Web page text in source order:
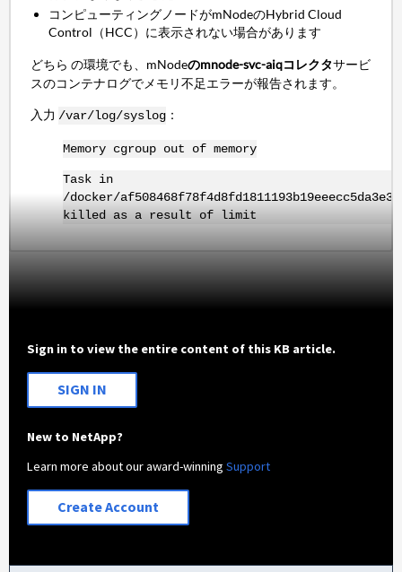
コンピューティングノードがmNodeのHybrid Cloud
Control（HCC）に表示されない場合があります
どちら の環境でも、mNodeのmnode-svc-aiqコレクタサービ
スのコンテナログでメモリ不足エラーが報告されます。
入力 /var/log/syslog：
Memory cgroup out of memory
Task in
/docker/
killed as a result of limit
Sign in to view the entire content of this KB article.
SIGN IN
New to NetApp?
Learn more about our award-winningSupport
Create Account